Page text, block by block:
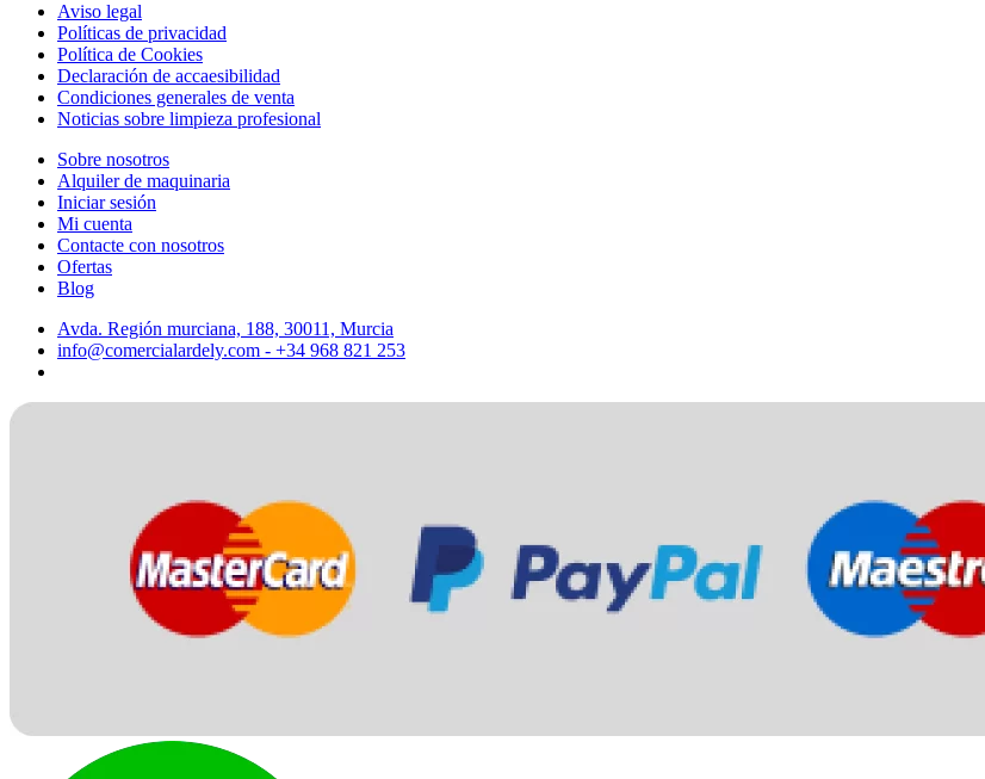
Aviso legal
Políticas de privacidad
Política de Cookies
Declaración de accaesibilidad
Condiciones generales de venta
Noticias sobre limpieza profesional
Sobre nosotros
Alquiler de maquinaria
Iniciar sesión
Mi cuenta
Contacte con nosotros
Ofertas
Blog
Avda. Región murciana, 188, 30011, Murcia
info@comercialardely.com - +34 968 821 253